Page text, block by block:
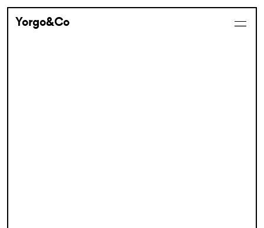
Yorgo&Co